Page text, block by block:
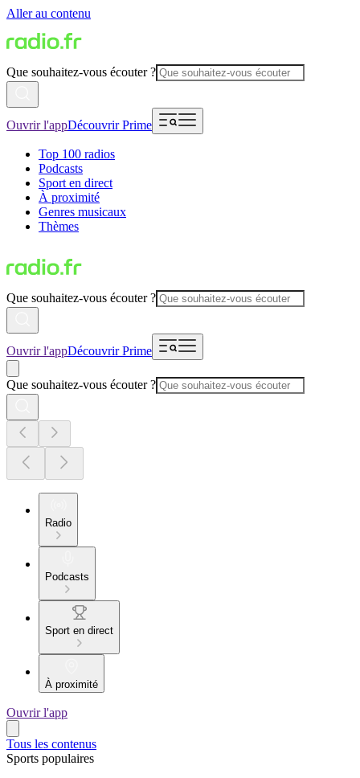
Aller au contenu
Que souhaitez-vous écouter ?
Ouvrir l'appDécouvrir Prime
Top 100 radios
Podcasts
Sport en direct
À proximité
Genres musicaux
Thèmes
Que souhaitez-vous écouter ?
Ouvrir l'appDécouvrir Prime
Que souhaitez-vous écouter ?
Radio
Podcasts
Sport en direct
À proximité
Ouvrir l'app
Tous les contenus
Sports populaires